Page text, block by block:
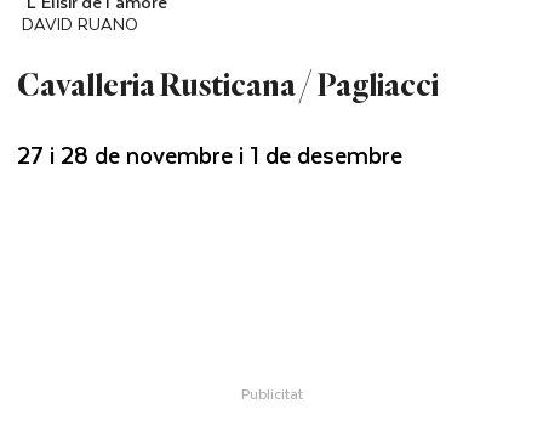
DAVID RUANO
Cavalleria Rusticana / Pagliacci
27 i 28 de novembre i 1 de desembre